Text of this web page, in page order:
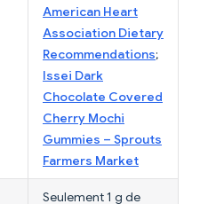
American Heart
Association Dietary
Recommendations;
Issei Dark
Chocolate Covered
Cherry Mochi
Gummies – Sprouts
Farmers Market
Seulement 1 g de